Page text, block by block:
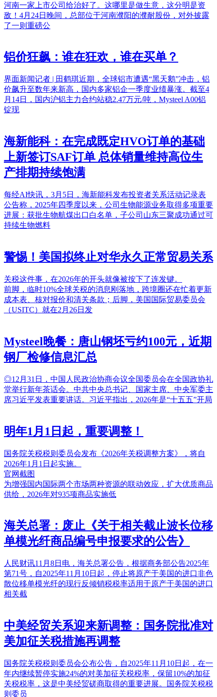
河南一家上市公司给治好了。这哪里是做生意，这分明是资
敌！4月24日晚间，总部位于河南濮阳的濮耐股份，对外披露
了一则重磅公
铝价狂飙：谁在狂欢，谁在买单？
界面新闻记者 | 田鹤琪近期，全球铝市遭遇“黑天鹅”冲击，铝
价飙升至数年来新高，国内多家铝企一季度业绩暴涨。截至4
月14日，国内沪铝主力合约站稳2.47万元/吨，Mysteel A00铝
锭现
海新能科：在完成既定HVO订单的基础
上新签订SAF订单 总体销量维持高位生
产排期持续饱满
每经AI快讯，3月5日，海新能科发布投资者关系活动记录表
公告称，2025年四季度以来，公司生物能源业务取得多项重要
进展：获批生物航煤出口白名单，子公司山东三聚成功通过可
持续生物燃料
警惕！美国拟终止对华永久正常贸易关系
关税这件事，在2026年的开头就像被按下了连发键。
前脚，临时10%全球关税的消息刚落地，跨境圈还在忙着更新
成本表、核对报价和清关条款；后脚，美国国际贸易委员会
（USITC）就在2月26日发
Mysteel晚餐：唐山钢坯亏约100元，近期
钢厂检修信息汇总
◎12月31日，中国人民政治协商会议全国委员会在全国政协礼
堂举行新年茶话会。中共中央总书记、国家主席、中央军委主
席习近平发表重要讲话。习近平指出，2026年是“十五五”开局
明年1月1日起，重要调整！
国务院关税税则委员会发布《2026年关税调整方案》，将自
2026年1月1日起实施。
官网截图
为增强国内国际两个市场两种资源的联动效应，扩大优质商品
供给，2026年对935项商品实施低
海关总署：废止《关于相关截止波长位移
单模光纤商品编号申报要求的公告》
人民财讯11月8日电，海关总署公告，根据商务部公告2025年
第71号，自2025年11月10日起，停止将原产于美国的进口非色
散位移单模光纤的现行反倾销税税率适用于原产于美国的进口
相关截
中美经贸关系迎来新调整：国务院批准对
美加征关税措施再调整
国务院关税税则委员会公布公告，自2025年11月10日起，在一
年内继续暂停实施24%的对美加征关税税率，保留10%的加征
关税税率，这是中美经贸磋商取得的重要进展。国务院关税税
则委员